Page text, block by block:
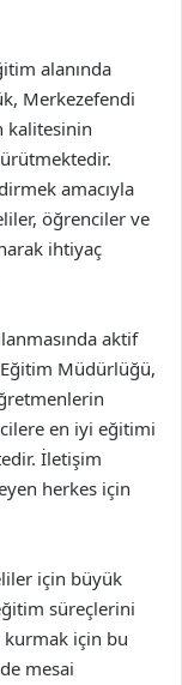
alanında
Merkezefendi
kalitesinin
amacıyla
öğrenciler ve
ihtiyaç
aktif
Müdürlüğü,
en iyi eğitimi
İletişim
herkes için
için büyük
süreçlerini
için bu
mesai